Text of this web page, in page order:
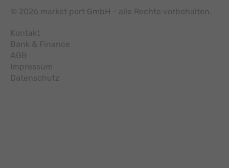
© 2026 market port GmbH - alle Rechte vorbehalten.
Kontakt
Bank & Finance
AGB
Impressum
Datenschutz